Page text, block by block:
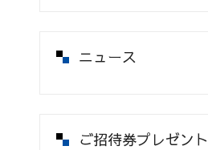
ニュース
ご招待券プレゼント